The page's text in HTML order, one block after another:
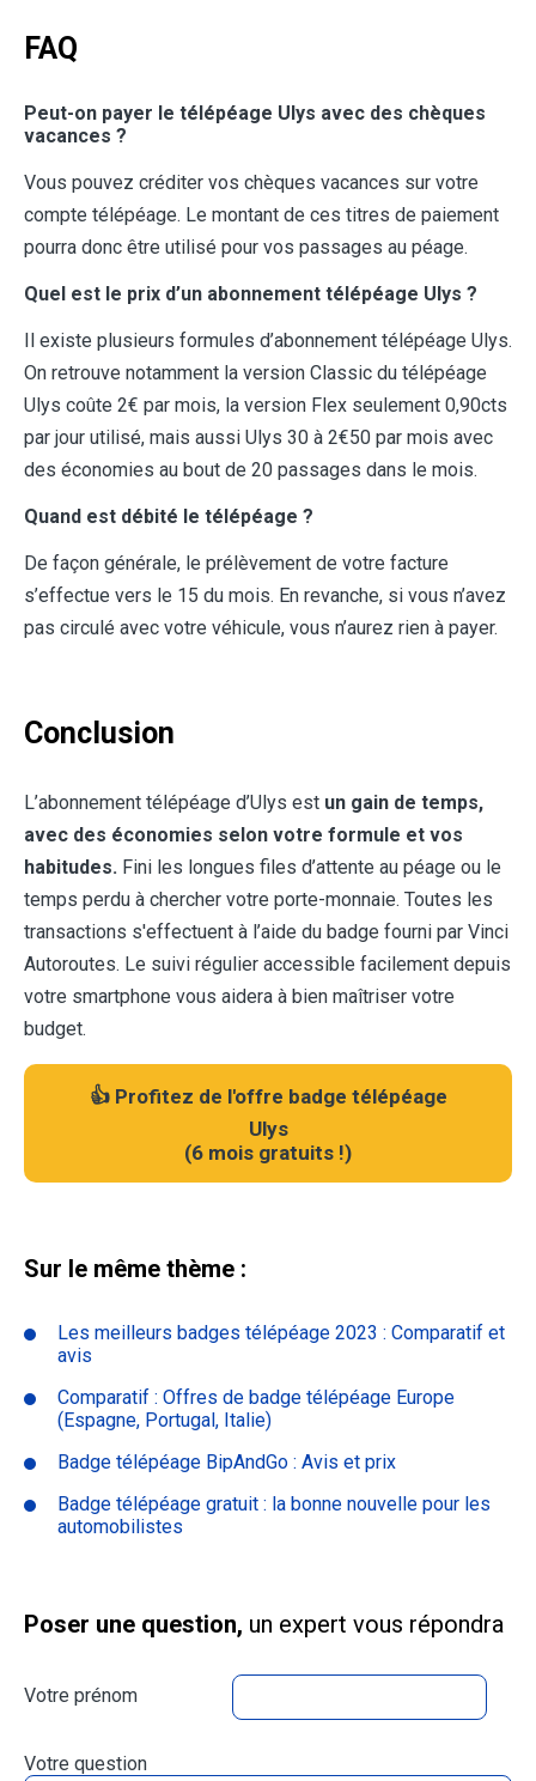
FAQ
Peut-on payer le télépéage Ulys avec des chèques
vacances ?
Vous pouvez créditer vos chèques vacances sur votre
compte télépéage. Le montant de ces titres de paiement
pourra donc être utilisé pour vos passages au péage.
Quel est le prix d’un abonnement télépéage Ulys ?
Il existe plusieurs formules d’abonnement télépéage Ulys.
On retrouve notamment la version Classic du télépéage
Ulys coûte 2€ par mois, la version Flex seulement 0,90cts
par jour utilisé, mais aussi Ulys 30 à 2€50 par mois avec
des économies au bout de 20 passages dans le mois.
Quand est débité le télépéage ?
De façon générale, le prélèvement de votre facture
s’effectue vers le 15 du mois. En revanche, si vous n’avez
pas circulé avec votre véhicule, vous n’aurez rien à payer.
Conclusion
L’abonnement télépéage d’Ulys est un gain de temps,
avec des économies selon votre formule et vos
habitudes. Fini les longues files d’attente au péage ou le
temps perdu à chercher votre porte-monnaie. Toutes les
transactions s'effectuent à l’aide du badge fourni par Vinci
Autoroutes. Le suivi régulier accessible facilement depuis
votre smartphone vous aidera à bien maîtriser votre
budget.
👍 Profitez de l'offre badge télépéage
Ulys
(6 mois gratuits !)
Sur le même thème :
Les meilleurs badges télépéage 2023 : Comparatif et
avis
Comparatif : Offres de badge télépéage Europe
(Espagne, Portugal, Italie)
Badge télépéage BipAndGo : Avis et prix
Badge télépéage gratuit : la bonne nouvelle pour les
automobilistes
Poser une question, un expert vous répondra
Votre prénom
Votre question